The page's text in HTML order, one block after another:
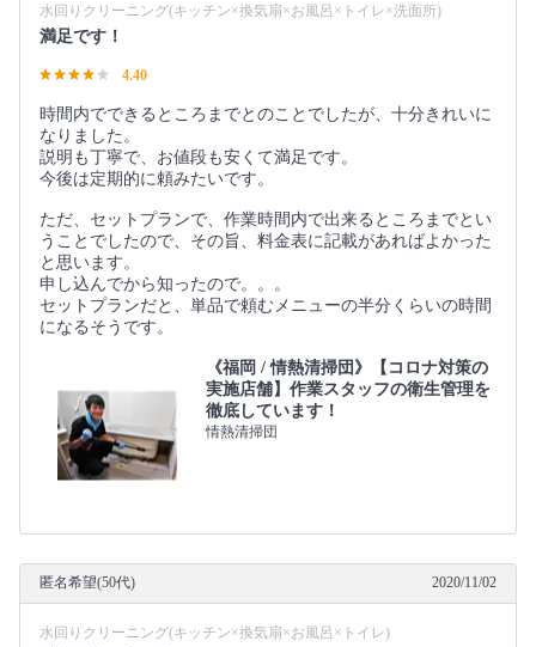
水回りクリーニング(キッチン×換気扇×お風呂×トイレ×洗面所)
満足です！
4.40
時間内でできるところまでとのことでしたが、十分きれいに
なりました。
説明も丁寧で、お値段も安くて満足です。
今後は定期的に頼みたいです。
ただ、セットプランで、作業時間内で出来るところまでとい
うことでしたので、その旨、料金表に記載があればよかった
と思います。
申し込んでから知ったので。。。
セットプランだと、単品で頼むメニューの半分くらいの時間
になるそうです。
《福岡 / 情熱清掃団》【コロナ対策の
実施店舗】作業スタッフの衛生管理を
徹底しています！
情熱清掃団
匿名希望(50代) 2020/11/02
水回りクリーニング(キッチン×換気扇×お風呂×トイレ)